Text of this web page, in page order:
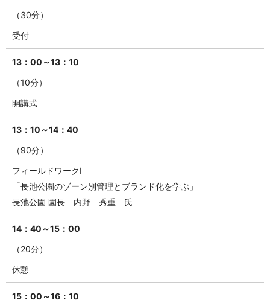
（30分）
受付
13：00～13：10
（10分）
開講式
13：10～14：40
（90分）
フィールドワークI
「長池公園のゾーン別管理とブランド化を学ぶ」
長池公園 園長 内野 秀重 氏
14：40～15：00
（20分）
休憩
15：00～16：10